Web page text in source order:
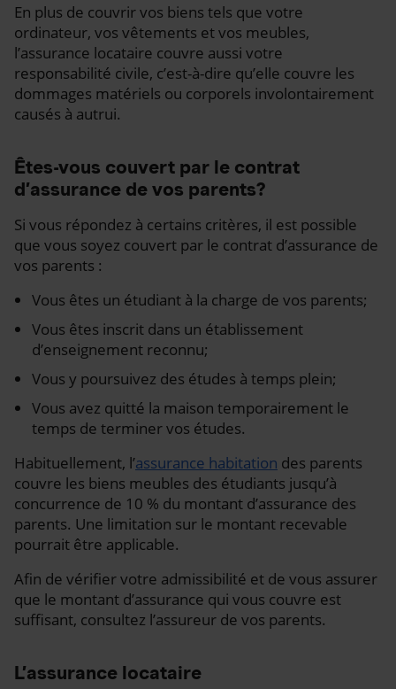
En plus de couvrir vos biens tels que votre
ordinateur, vos vêtements et vos meubles,
l’assurance locataire couvre aussi votre
responsabilité civile, c’est-à-dire qu’elle couvre les
dommages matériels ou corporels involontairement
causés à autrui.
Êtes-vous couvert par le contrat
d’assurance de vos parents?
Si vous répondez à certains critères, il est possible
que vous soyez couvert par le contrat d’assurance de
vos parents :
Vous êtes un étudiant à la charge de vos parents;
Vous êtes inscrit dans un établissement
d’enseignement reconnu;
Vous y poursuivez des études à temps plein;
Vous avez quitté la maison temporairement le
temps de terminer vos études.
Habituellement, l’assurance habitation des parents
couvre les biens meubles des étudiants jusqu’à
concurrence de 10 % du montant d’assurance des
parents. Une limitation sur le montant recevable
pourrait être applicable.
Afin de vérifier votre admissibilité et de vous assurer
que le montant d’assurance qui vous couvre est
suffisant, consultez l’assureur de vos parents.
L’assurance locataire